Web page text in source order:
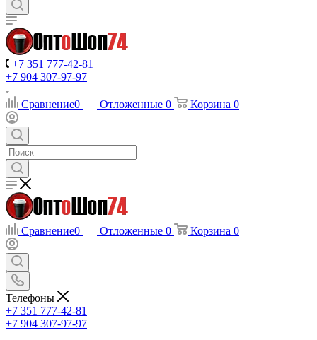
+7 351 777-42-81
+7 904 307-97-97
Сравнение0 Отложенные 0 Корзина 0
Сравнение0 Отложенные 0 Корзина 0
Телефоны
+7 351 777-42-81
+7 904 307-97-97